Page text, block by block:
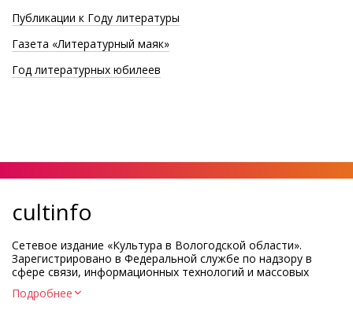
Публикации к Году литературы
Газета «Литературный маяк»
Год литературных юбилеев
cultinfo
Сетевое издание «Культура в Вологодской области».
Зарегистрировано в Федеральной службе по надзору в
сфере связи, информационных технологий и массовых
Регистрационный номер и дата принятия решения о
Подробнее